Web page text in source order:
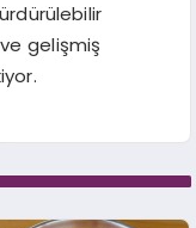
gelişmiş